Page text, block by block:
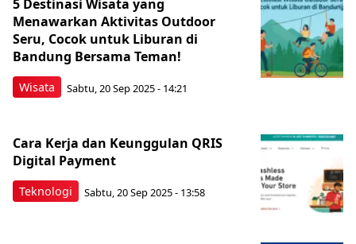
Wisata
5 Destinasi Wisata yang
Menawarkan Aktivitas Outdoor
Seru, Cocok untuk Liburan di
Bandung Bersama Teman!
Sabtu, 20 Sep 2025 - 14:21
Teknologi
Cara Kerja dan Keunggulan QRIS
Digital Payment
Sabtu, 20 Sep 2025 - 13:58